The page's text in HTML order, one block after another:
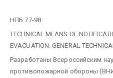
НПБ 77-98
TECHNICAL MEANS OF
EVACUATION. GENERAL
Разработаны Всероссийским
противопожарной обороны